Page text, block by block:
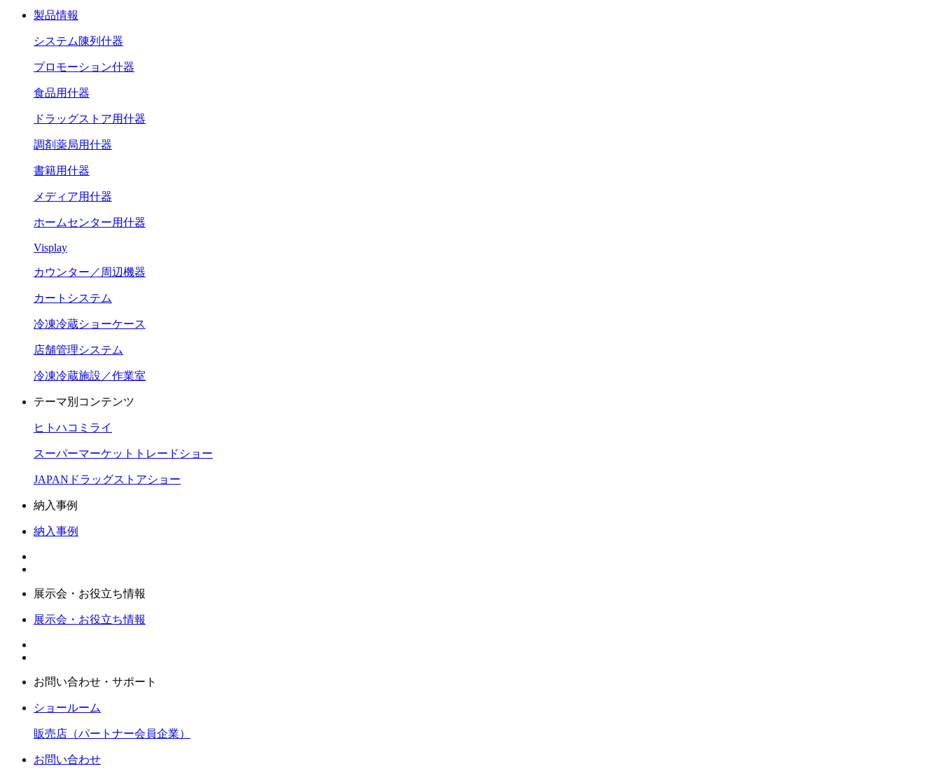
製品情報
システム陳列什器
プロモーション什器
食品用什器
ドラッグストア用什器
調剤薬局用什器
書籍用什器
メディア用什器
ホームセンター用什器
Visplay
カウンター／周辺機器
カートシステム
冷凍冷蔵ショーケース
店舗管理システム
冷凍冷蔵施設／作業室
テーマ別コンテンツ
ヒトハコミライ
スーパーマーケットトレードショー
JAPANドラッグストアショー
納入事例
納入事例
展示会・お役立ち情報
展示会・お役立ち情報
お問い合わせ・サポート
ショールーム
販売店（パートナー会員企業）
お問い合わせ